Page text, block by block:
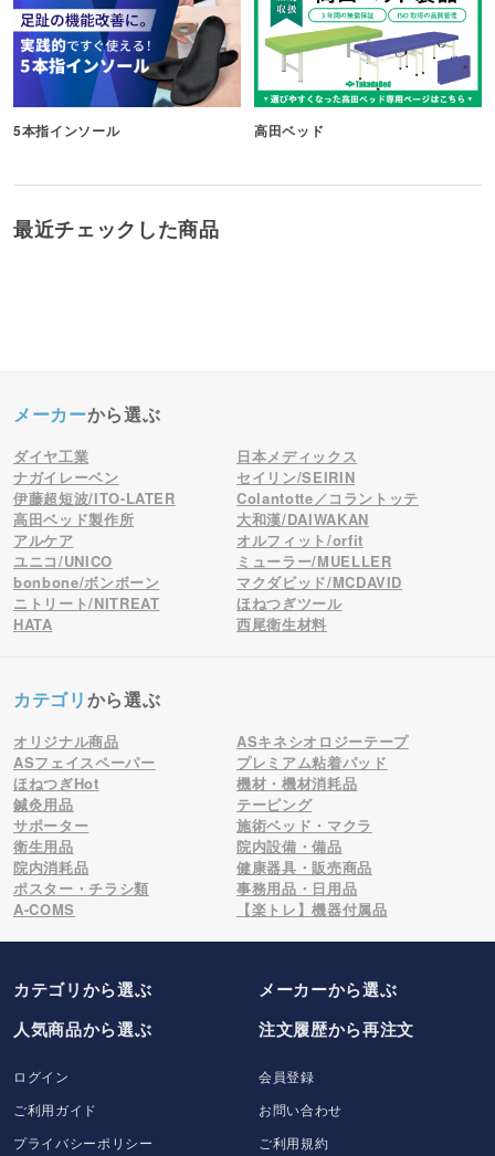
5本指インソール 高田ベッド
最近チェックした商品
メーカーから選ぶ
ダイヤ工業
日本メディックス
ナガイレーベン
セイリン/SEIRIN
伊藤超短波/ITO-LATER
Colantotte／コラントッテ
高田ベッド製作所
大和漢/DAIWAKAN
アルケア
オルフィット/orfit
ユニコ/UNICO
ミューラー/MUELLER
bonbone/ボンボーン
マクダビッド/MCDAVID
ニトリート/NITREAT
ほねつぎツール
HATA
西尾衛生材料
カテゴリから選ぶ
オリジナル商品
ASキネシオロジーテープ
ASフェイスペーパー
プレミアム粘着パッド
ほねつぎHot
機材・機材消耗品
鍼灸用品
テーピング
サポーター
施術ベッド・マクラ
衛生用品
院内設備・備品
院内消耗品
健康器具・販売商品
ポスター・チラシ類
事務用品・日用品
A-COMS
【楽トレ】機器付属品
カテゴリから選ぶ メーカーから選ぶ
人気商品から選ぶ
注文履歴から再注文
ログイン
会員登録
ご利用ガイド
お問い合わせ
プライバシーポリシー
ご利用規約